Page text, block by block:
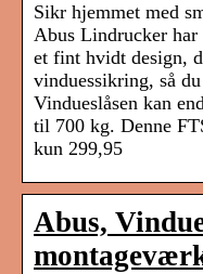
Sikr hjemmet med
Abus Lindrucker
et fint hvidt design,
vinduessikring, så
Vindueslåsen kan
til 700 kg. Denne
kun 299,95
Abus,